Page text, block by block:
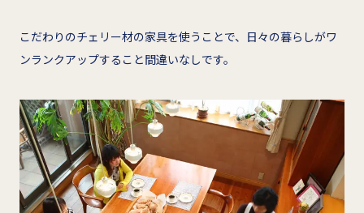
こだわりのチェリー材の家具を使うことで、日々の暮らしがワ
ンランクアップすること間違いなしです。